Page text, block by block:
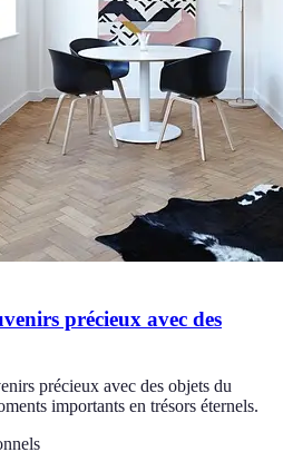
précieux avec des
précieux avec des objets du
importants en trésors éternels.